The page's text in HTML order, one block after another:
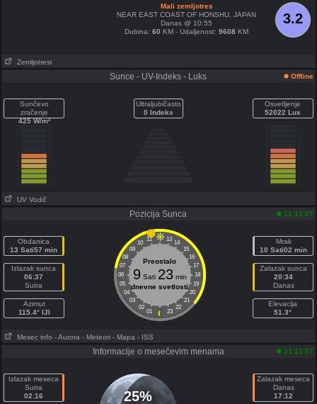
3.2
Mali zemljotres
NEAR EAST COAST OF HONSHU, JAPAN
Danas @ 10:55
Dubina:60 KM - Udaljenost:9608 KM
Zemljotresi
Sunce - UV-Indeks - Luks Offline
Sunčevo
zračenje
425 W/m²
Ultraljubičasto
0 Indeks
Osvetljenje
52022 Lux
UV Vodič
Pozicija Sunca 11:11:07
Obdanica
13 Sati57 min
Izlazak sunca
06:37
Sutra
Azimut
115.4° IJI
11 13
10
14
09
15
08
16
07
17
06
18
05
19
04
20
03
21
02
22
01 23
Preostalo
9Sati 23min
dnevne svetlosti
Mrak
10 Sati02 min
Zalazak sunca
20:34
Danas
Elevacija
51.3°
Mesec info - Aurora - Meteori - Mapa - ISS
Informacije o mesečevim menama 11:11:07
Izlazak meseca
Sutra
02:16
25%
Zalazak meseca
Danas
17:12